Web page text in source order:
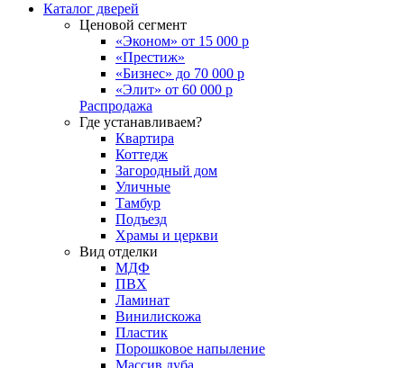
Каталог дверей
Ценовой сегмент
«Эконом» от 15 000 р
«Престиж»
«Бизнес» до 70 000 р
«Элит» от 60 000 р
Распродажа
Где устанавливаем?
Квартира
Коттедж
Загородный дом
Уличные
Тамбур
Подъезд
Храмы и церкви
Вид отделки
МДФ
ПВХ
Ламинат
Винилискожа
Пластик
Порошковое напыление